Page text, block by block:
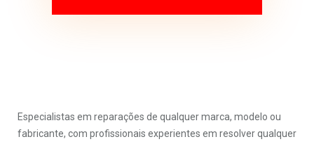
Especialistas em reparações de qualquer marca, modelo ou
fabricante, com profissionais experientes em resolver qualquer